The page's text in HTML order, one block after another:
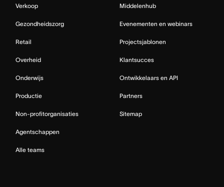
Verkoop
Gezondheidszorg
Retail
Overheid
Onderwijs
Productie
Non-profitorganisaties
Agentschappen
Alle teams
Middelenhub
Evenementen en webinars
Projectsjablonen
Klantsucces
Ontwikkelaars en API
Partners
Sitemap